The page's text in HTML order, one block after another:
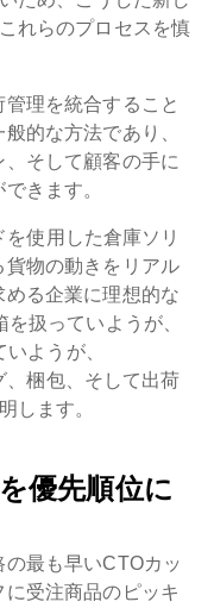
れらのプロセスを慎
理を統合すること
的な方法であり、
そして顧客の手に
きます。
使用した倉庫ソリ
貨物の動きをリアル
る企業に理想的な
扱っていようが、
ようが、
梱包、そして出荷
します。
優先順位に
最も早いCTOカッ
に受注商品のピッキ